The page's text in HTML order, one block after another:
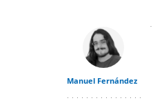
Manuel Fernández